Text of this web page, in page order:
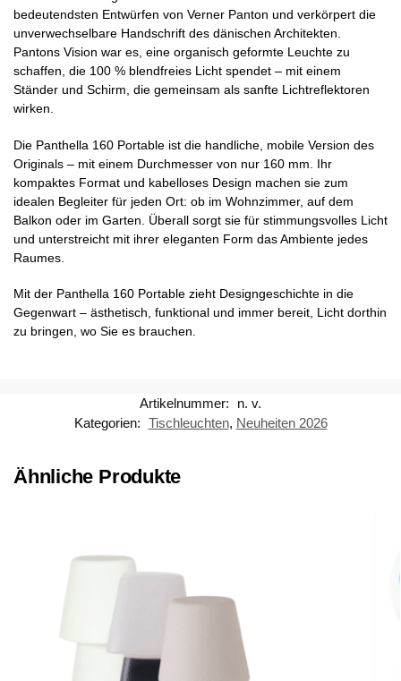
bedeutendsten Entwürfen von Verner Panton und verkörpert die
unverwechselbare Handschrift des dänischen Architekten.
Pantons Vision war es, eine organisch geformte Leuchte zu
schaffen, die 100 % blendfreies Licht spendet – mit einem
Ständer und Schirm, die gemeinsam als sanfte Lichtreflektoren
wirken.
Die Panthella 160 Portable ist die handliche, mobile Version des
Originals – mit einem Durchmesser von nur 160 mm. Ihr
kompaktes Format und kabelloses Design machen sie zum
idealen Begleiter für jeden Ort: ob im Wohnzimmer, auf dem
Balkon oder im Garten. Überall sorgt sie für stimmungsvolles Licht
und unterstreicht mit ihrer eleganten Form das Ambiente jedes
Raumes.
Mit der Panthella 160 Portable zieht Designgeschichte in die
Gegenwart – ästhetisch, funktional und immer bereit, Licht dorthin
zu bringen, wo Sie es brauchen.
Artikelnummer:
n. v.
Kategorien: Tischleuchten, Neuheiten 2026
Ähnliche Produkte